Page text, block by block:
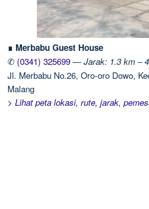
∎ Merbabu Guest House
✆ (0341) 325699 — Jarak: 1.3 km –
Jl. Merbabu No.26, Oro-oro Dowo,
Malang
> Lihat peta lokasi, rute, jarak,